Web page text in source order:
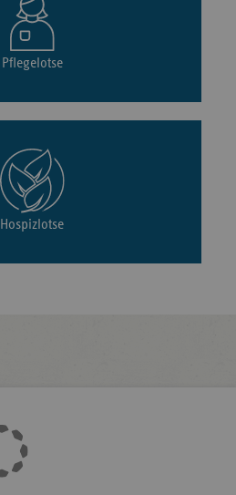
Pflegelotse
Hospizlotse